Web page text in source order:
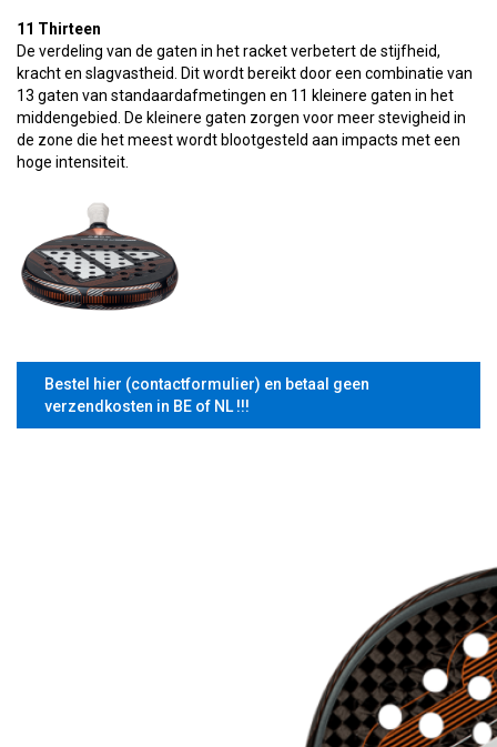
11 Thirteen
De verdeling van de gaten in het racket verbetert de stijfheid,
kracht en slagvastheid. Dit wordt bereikt door een combinatie van
13 gaten van standaardafmetingen en 11 kleinere gaten in het
middengebied. De kleinere gaten zorgen voor meer stevigheid in
de zone die het meest wordt blootgesteld aan impacts met een
hoge intensiteit.
Bestel hier (contactformulier) en betaal geen
verzendkosten in BE of NL !!!